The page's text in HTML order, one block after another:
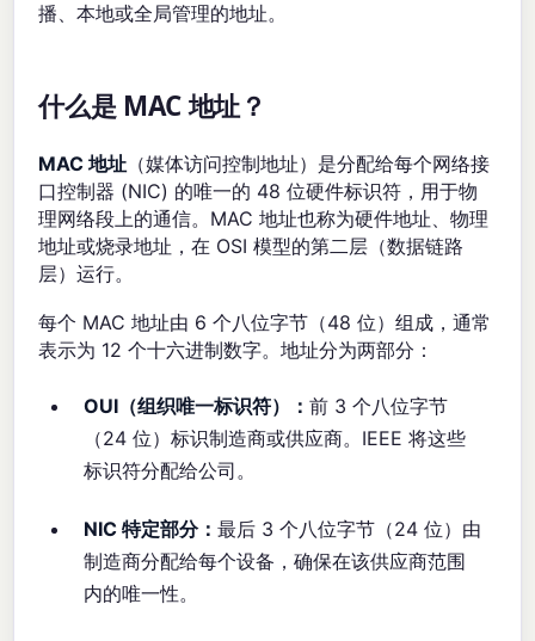
播、本地或全局管理的地址。
什么是 MAC 地址？
MAC 地址 （媒体访问控制地址）是分配给每个网络接
口控制器 (NIC) 的唯一的 48 位硬件标识符，用于物
理网络段上的通信。MAC 地址也称为硬件地址、物理
地址或烧录地址，在 OSI 模型的第二层（数据链路
层）运行。
每个 MAC 地址由 6 个八位字节（48 位）组成，通常
表示为 12 个十六进制数字。地址分为两部分：
OUI（组织唯一标识符）：前 3 个八位字节
（24 位）标识制造商或供应商。IEEE 将这些
标识符分配给公司。
NIC 特定部分：最后 3 个八位字节（24 位）由
制造商分配给每个设备，确保在该供应商范围
内的唯一性。